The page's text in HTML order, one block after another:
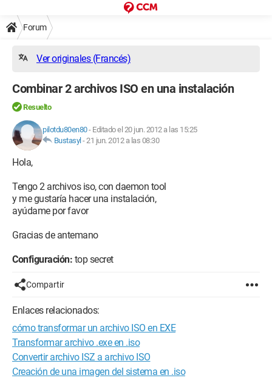
Forum
Ver originales (Francés)
Combinar 2 archivos ISO en una instalación
Resuelto
pilotdu80en80- Editado el 20 jun. 2012 a las 15:25
Bustasyl -21 jun. 2012 a las 08:30
Hola,
Tengo 2 archivos iso, con daemon tool
y me gustaría hacer una instalación,
ayúdame por favor
Gracias de antemano
Configuración: top secret
Compartir
Enlaces relacionados:
cómo transformar un archivo ISO en EXE
Transformar archivo .exe en .iso
Convertir archivo ISZ a archivo ISO
Creación de una imagen del sistema en .iso